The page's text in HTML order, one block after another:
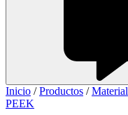
Inicio /Productos /Material
PEEK